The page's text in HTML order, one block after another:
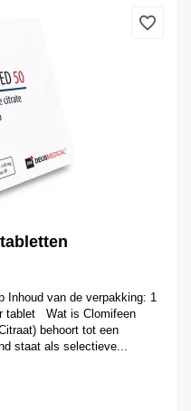
Inhoud van de verpakking: 1
tablet Wat is Clomifeen
behoort tot een
staat als selectieve...